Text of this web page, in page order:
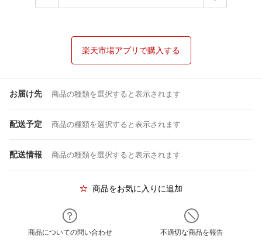
楽天市場アプリで購入する
お届け先 商品の種類を選択すると表示されます
配送予定 商品の種類を選択すると表示されます
配送情報 商品の種類を選択すると表示されます
商品をお気に入りに追加
商品についての問い合わせ 不適切な商品を報告